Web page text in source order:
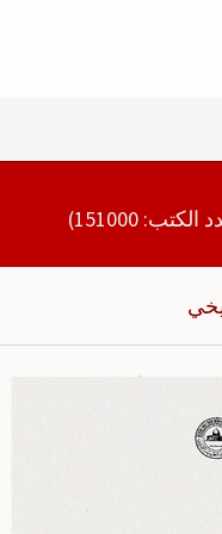
151000)